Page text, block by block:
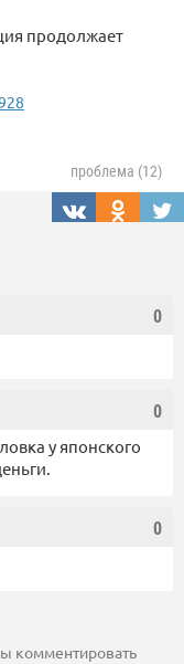
продолжает
проблема (12)
0
0
у японского
0
комментировать